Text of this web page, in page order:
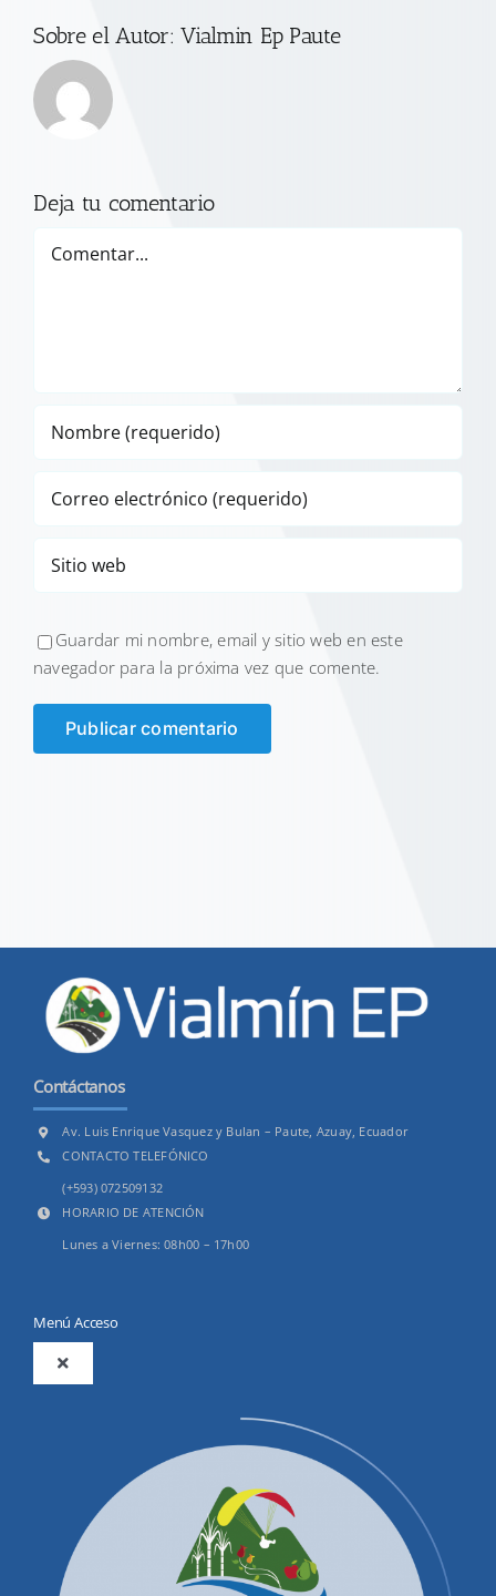
Sobre el Autor:Vialmin Ep Paute
Deja tu comentario
Guardar mi nombre, email y sitio web en este
navegador para la próxima vez que comente.
Contáctanos
Av. Luis Enrique Vasquez y Bulan – Paute, Azuay, Ecuador
CONTACTO TELEFÓNICO
(+593) 072509132
HORARIO DE ATENCIÓN
Lunes a Viernes: 08h00 – 17h00
Menú Acceso
Toggle
Productos y Servicios
Convocatorias Precalificación